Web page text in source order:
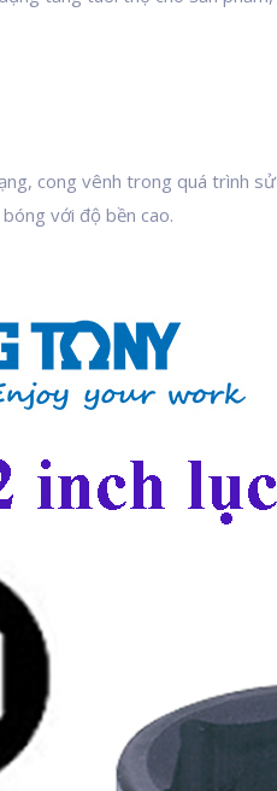
cong vênh trong quá trình
với độ bền cao.